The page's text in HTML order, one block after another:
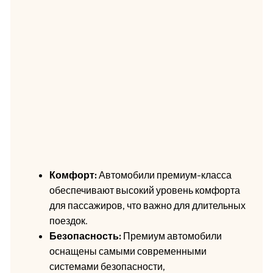
Комфорт:Автомобили премиум-класса
обеспечивают высокий уровень комфорта
для пассажиров, что важно для длительных
поездок.
Безопасность:Премиум автомобили
оснащены самыми современными
системами безопасности,